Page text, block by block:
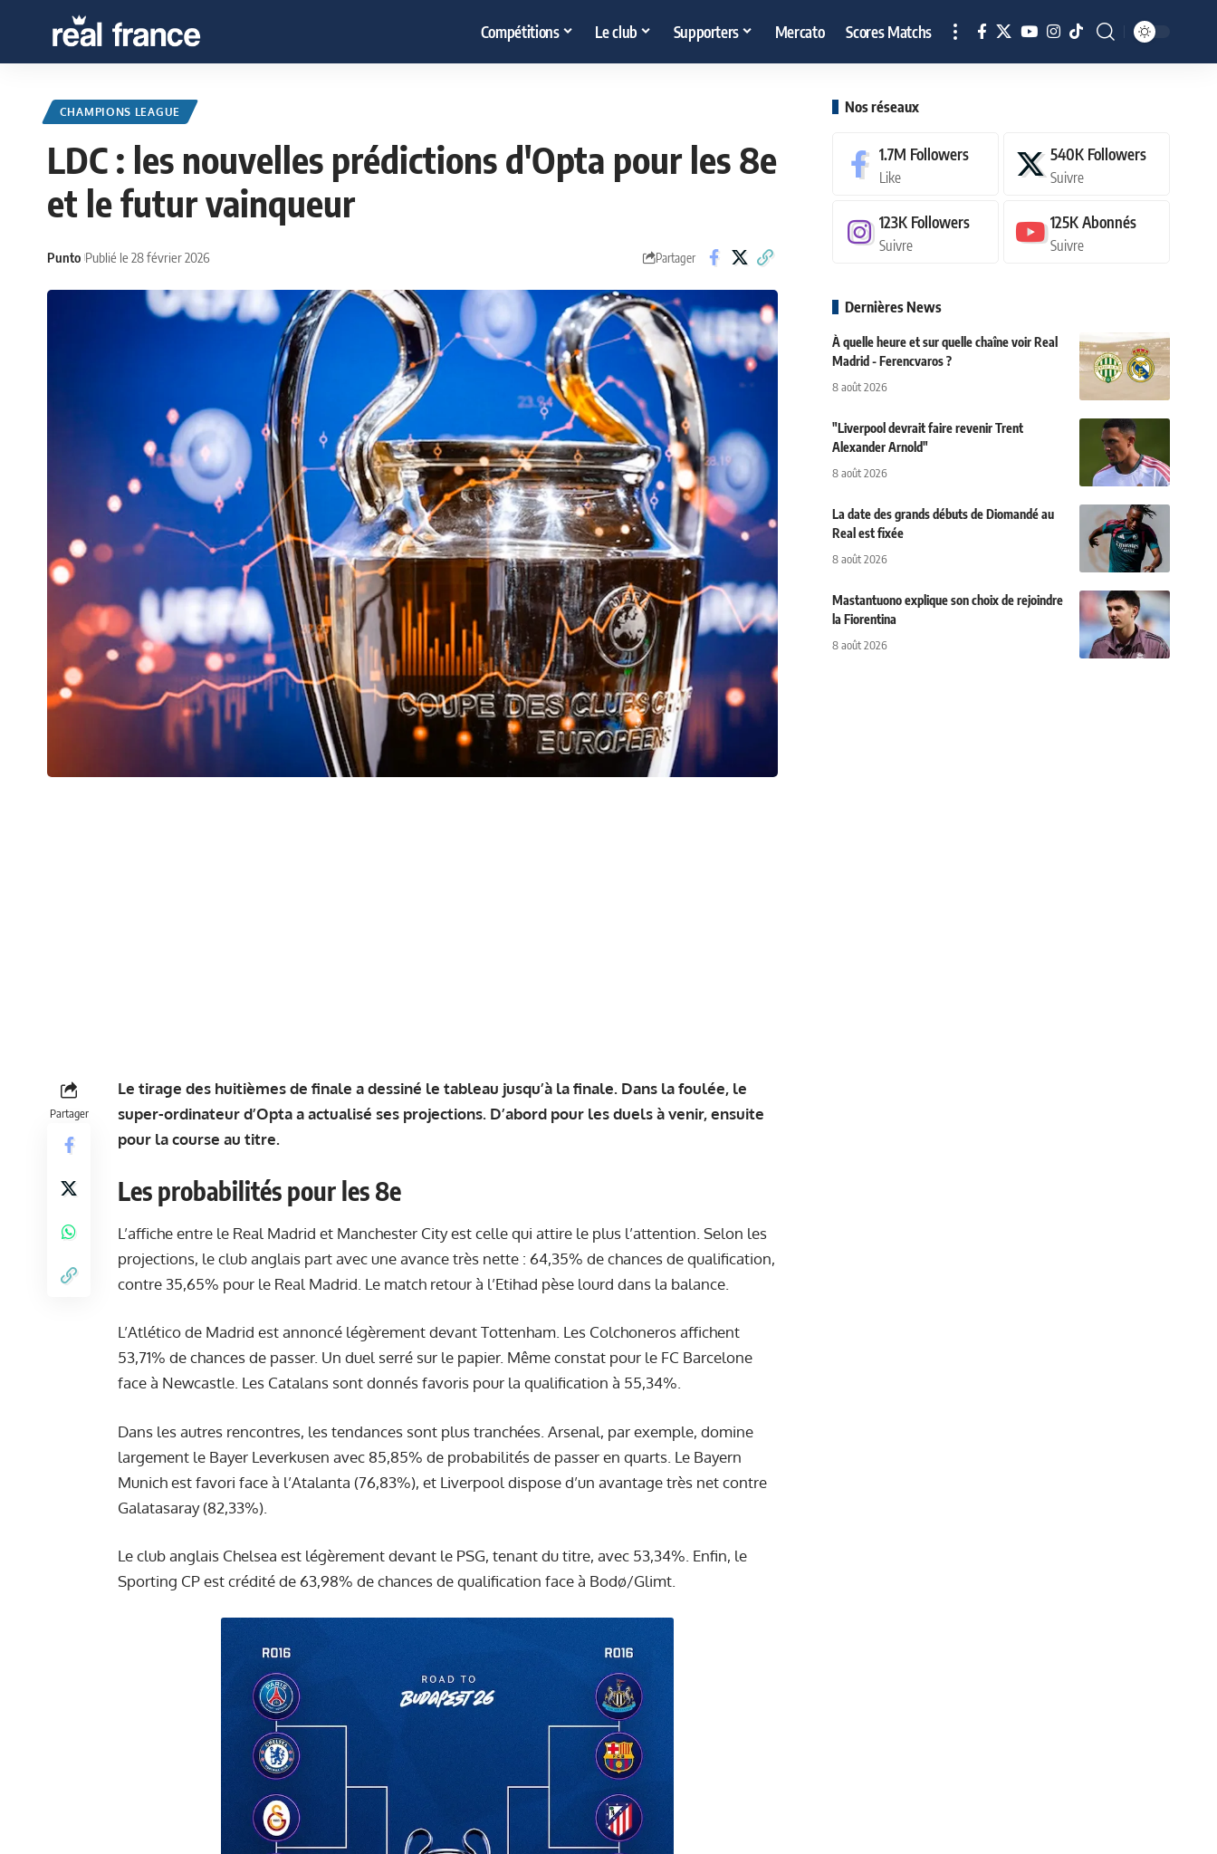
Compétitions Le club Supporters Mercato Scores Matchs
CHAMPIONS LEAGUE
LDC : les nouvelles prédictions d'Opta pour les 8e
et le futur vainqueur
Punto Publié le 28 février 2026 Partager
Partager
Le tirage des huitièmes de finale a dessiné le tableau jusqu’à la finale. Dans la foulée, le
super-ordinateur d’Opta a actualisé ses projections. D’abord pour les duels à venir, ensuite
pour la course au titre.
Les probabilités pour les 8e
L’affiche entre le Real Madrid et Manchester City est celle qui attire le plus l’attention. Selon les
projections, le club anglais part avec une avance très nette : 64,35% de chances de qualification,
contre 35,65% pour le Real Madrid. Le match retour à l’Etihad pèse lourd dans la balance.
L’Atlético de Madrid est annoncé légèrement devant Tottenham. Les Colchoneros affichent
53,71% de chances de passer. Un duel serré sur le papier. Même constat pour le FC Barcelone
face à Newcastle. Les Catalans sont donnés favoris pour la qualification à 55,34%.
Dans les autres rencontres, les tendances sont plus tranchées. Arsenal, par exemple, domine
largement le Bayer Leverkusen avec 85,85% de probabilités de passer en quarts. Le Bayern
Munich est favori face à l’Atalanta (76,83%), et Liverpool dispose d’un avantage très net contre
Galatasaray (82,33%).
Le club anglais Chelsea est légèrement devant le PSG, tenant du titre, avec 53,34%. Enfin, le
Sporting CP est crédité de 63,98% de chances de qualification face à Bodø/Glimt.
Nos réseaux
1.7M Followers
Like
540K Followers
Suivre
123K Followers
Suivre
125KAbonnés
Suivre
Dernières News
À quelle heure et sur quelle chaîne voir Real
Madrid - Ferencvaros ?
8 août 2026
"Liverpool devrait faire revenir Trent
Alexander Arnold"
8 août 2026
La date des grands débuts de Diomandé au
Real est fixée
8 août 2026
Mastantuono explique son choix de rejoindre
la Fiorentina
8 août 2026